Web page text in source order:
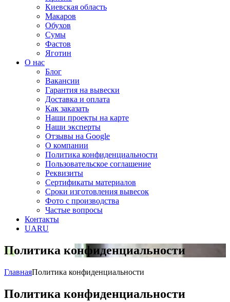
Киевская область
Макаров
Обухов
Сумы
Фастов
Яготин
О нас
Блог
Вакансии
Гарантия на вывески
Доставка и оплата
Как заказать
Наши проекты на карте
Наши эксперты
Отзывы на Google
О компании
Политика конфиденциальности
Пользовательское соглашение
Реквизиты
Сертификаты материалов
Сроки изготовления вывесок
Фото с производства
Частые вопросы
Контакты
UARU
Политика конфиденциальности
ГлавнаяПолитика конфиденциальности
Политика конфиденциальности